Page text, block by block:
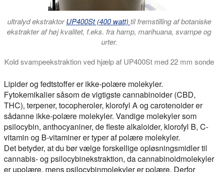
ultralyd ekstraktorUP400St (400 watt) til fremstilling af botaniske
ekstrakter af høj kvalitet, f.eks. fra hamp, marihuana, svampe og
urter.
Kold svampeekstraktion ved hjælp af UP400St med 22 mm sonde
Lipider og fedtstoffer er ikke-polære molekyler.
Fytokemikalier såsom de vigtigste cannabinoider (CBD,
THC), terpener, tocopheroler, klorofyl A og carotenoider er
sådanne ikke-polære molekyler. Vandige molekyler som
psilocybin, anthocyaniner, de fleste alkaloider, klorofyl B, C-
vitamin og B-vitaminer er typer af polære molekyler.
Det betyder, at du bør vælge forskellige opløsningsmidler til
cannabis- og psilocybinekstraktion, da cannabinoidmolekyler
er upolære, mens psilocybinmolekyler er polære. Derfor